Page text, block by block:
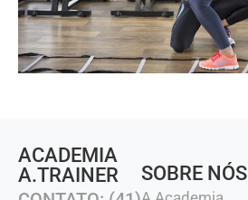
ACADEMIA
A.TRAINER
SOBRE NÓS